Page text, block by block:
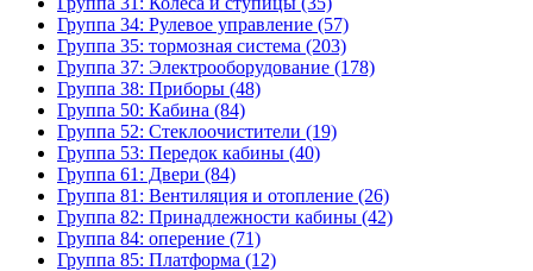
Группа 34: Рулевое управление (57)
Группа 35: тормозная система (203)
Группа 37: Электрооборудование (178)
Группа 38: Приборы (48)
Группа 50: Кабина (84)
Группа 52: Стеклоочистители (19)
Группа 53: Передок кабины (40)
Группа 61: Двери (84)
Группа 81: Вентиляция и отопление (26)
Группа 82: Принадлежности кабины (42)
Группа 84: оперение (71)
Группа 85: Платформа (12)